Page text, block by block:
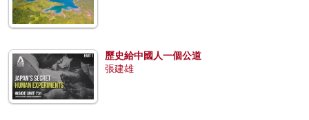
歷史給中國人一個公道
張建雄